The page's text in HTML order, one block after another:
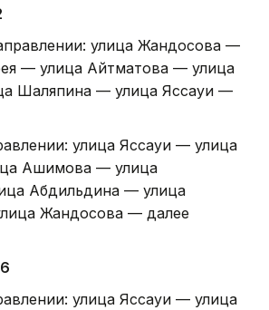
улица Жандосова —
— улица Айтматова — улица
Шаляпина — улица Яссауи —
улица Яссауи — улица
Ашимова — улица
Абдильдина — улица
Жандосова — далее
улица Яссауи — улица